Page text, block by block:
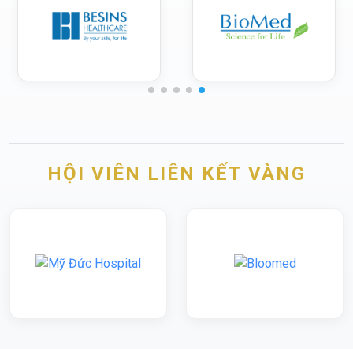
HỘI VIÊN LIÊN KẾT VÀNG